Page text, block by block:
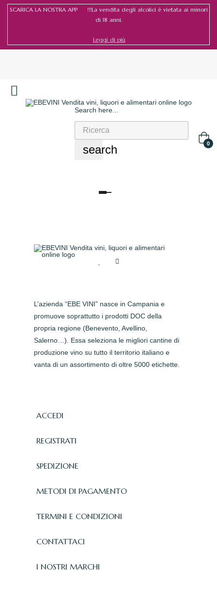
SCARICA LA NOSTRA APP !!!La vendita degli alcolici è vietata ai minori
di 18 anni.
Leggi di più
Search here...
search 0
navigazione
L’azienda “EBE VINI” nasce in Campania e
promuove soprattutto i prodotti DOC della
propria regione (Benevento, Avellino,
Salerno…). Essa seleziona le migliori cantine di
produzione vino su tutto il territorio italiano e
vanta di un assortimento di oltre 5000 etichette.
ACCEDI
REGISTRATI
SPEDIZIONE
METODI DI PAGAMENTO
TERMINI E CONDIZIONI
CONTATTACI
I NOSTRI MARCHI